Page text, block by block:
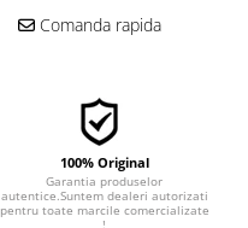
Comanda rapida
100% Original
Garantia produselor
autentice.Suntem dealeri autorizati
pentru toate marcile comercializate
!